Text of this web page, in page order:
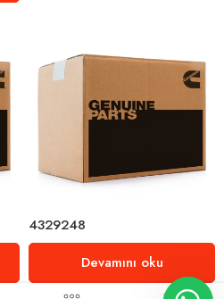
4329248
Devamını oku